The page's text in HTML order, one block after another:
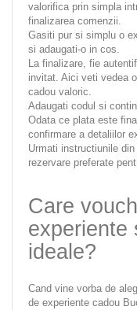
valorifica prin simpla
finalizarea comenzii.
Gasiti pur si simplu o
si adaugati-o in cos.
La finalizare, fie
invitat. Aici veti vedea
cadou valoric.
Adaugati codul si
Odata ce plata este
confirmare a detaliilor
Urmati instructiunile
rezervare preferate
Care
experiente
ideale?
Cand vine vorba de
de experiente cadou